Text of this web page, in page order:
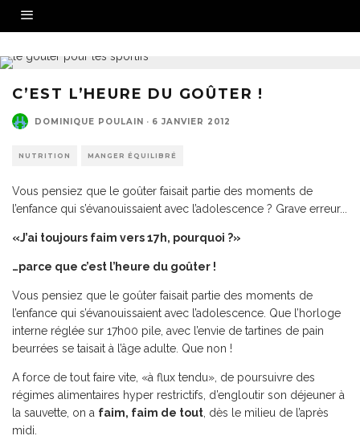
C’EST L’HEURE DU GOÛTER !
DOMINIQUE POULAIN · 6 JANVIER 2012
NUTRITION MANGER ÉQUILIBRÉ
Vous pensiez que le goûter faisait partie des moments de
l’enfance qui s’évanouissaient avec l’adolescence ? Grave erreur...
«J’ai toujours faim vers 17h, pourquoi ?»
…parce que c’est l’heure du goûter !
Vous pensiez que le goûter faisait partie des moments de
l’enfance qui s’évanouissaient avec l’adolescence. Que l’horloge
interne réglée sur 17h00 pile, avec l’envie de tartines de pain
beurrées se taisait à l’âge adulte. Que non !
A force de tout faire vite, «à flux tendu», de poursuivre des
régimes alimentaires hyper restrictifs, d’engloutir son déjeuner à
la sauvette, on a faim, faim de tout , dès le milieu de l’après
midi.